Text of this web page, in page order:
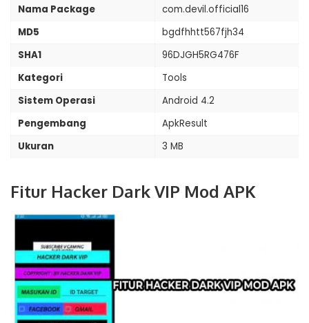
Nama Package
com.devil.official16
MD5
bgdfhhtt567fjh34
SHA1
96DJGH5RG476F
Kategori
Tools
Sistem Operasi
Android 4.2
Pengembang
ApkResult
Ukuran
3 MB
Fitur Hacker Dark VIP Mod APK